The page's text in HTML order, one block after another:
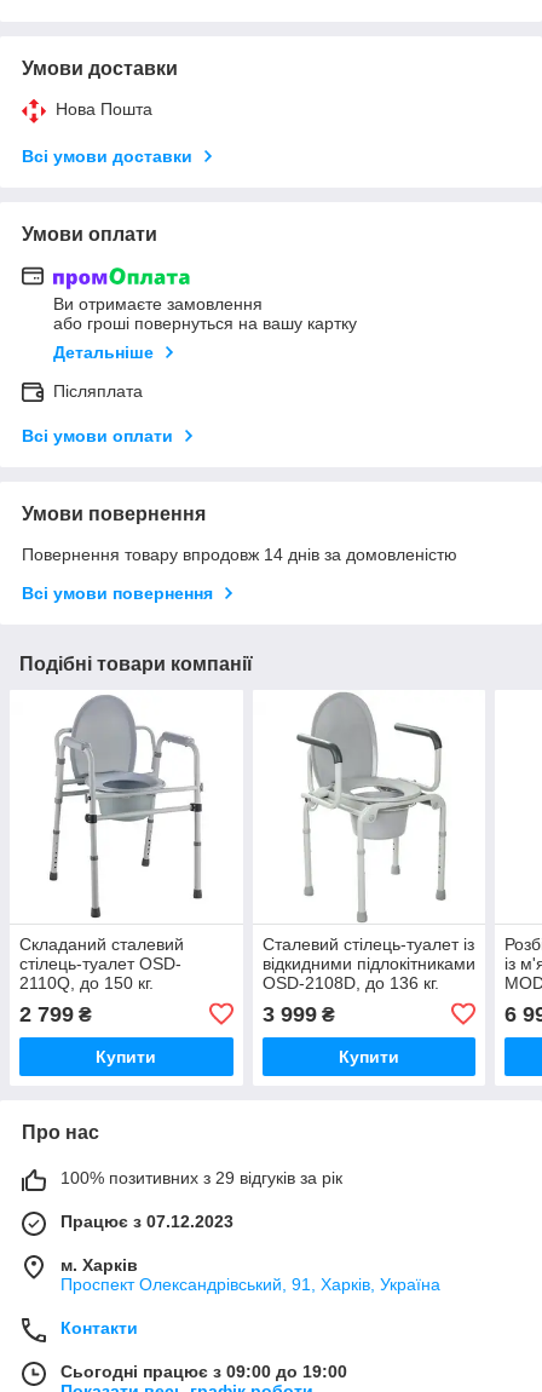
Умови доставки
Нова Пошта
Всі умови доставки
Умови оплати
Ви отримаєте замовлення
або гроші повернуться на вашу картку
Детальніше
Післяплата
Всі умови оплати
Умови повернення
Повернення товару впродовж 14 днів за домовленістю
Всі умови повернення
Подібні товари компанії
Складаний сталевий
стілець-туалет OSD-
2110Q, до 150 кг.
2 799 ₴
Купити
Сталевий стілець-туалет із
відкидними підлокітниками
OSD-2108D, до 136 кг.
3 999₴
Купити
із
6
Про нас
100% позитивних з 29 відгуків за рік
Працює з 07.12.2023
м. Харків
Проспект Олександрівський, 91, Харків, Україна
Контакти
Сьогодні працює з 09:00 до 19:00